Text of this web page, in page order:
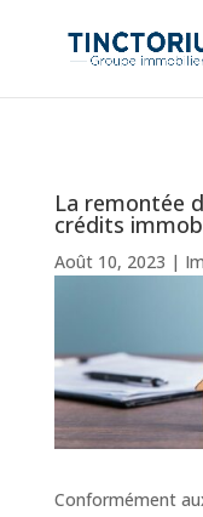
La remontée
crédits
Août 10, 2023 |
Conformément